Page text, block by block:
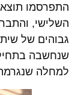
התפרסמו
השלישי,
גבוהים של
שנחשבה
למחלה שנגרמת